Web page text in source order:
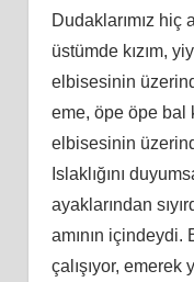
Dudaklarımız hiç
üstümde kızım,
elbisesinin
eme, öpe öpe bal
elbisesinin
Islaklığını
ayaklarından
amının
çalışıyor,